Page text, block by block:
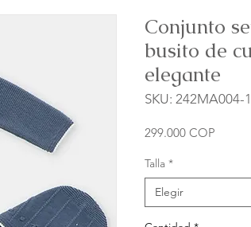
Conjunto
busito de
elegante
SKU: 242MA004-
299.000 COP
Talla *
Elegir